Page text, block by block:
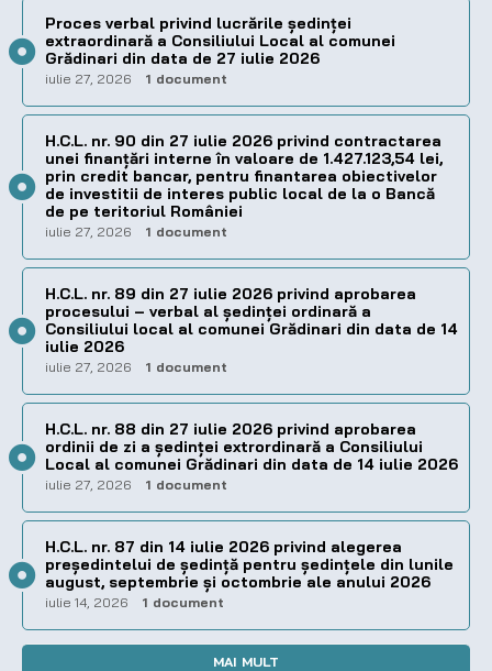
Proces verbal privind lucrările ședinței
extraordinară a Consiliului Local al comunei
Grădinari din data de 27 iulie 2026
iulie 27, 2026 1 document
H.C.L. nr. 90 din 27 iulie 2026 privind contractarea
unei finanțări interne în valoare de 1.427.123,54 lei,
prin credit bancar, pentru finantarea obiectivelor
de investitii de interes public local de la o Bancă
de pe teritoriul României
iulie 27, 2026 1 document
H.C.L. nr. 89 din 27 iulie 2026 privind aprobarea
procesului – verbal al şedinţei ordinară a
Consiliului local al comunei Grădinari din data de 14
iulie 2026
iulie 27, 2026 1 document
H.C.L. nr. 88 din 27 iulie 2026 privind aprobarea
ordinii de zi a şedinţei extrordinară a Consiliului
Local al comunei Grădinari din data de 14 iulie 2026
iulie 27, 2026 1 document
H.C.L. nr. 87 din 14 iulie 2026 privind alegerea
preşedintelui de şedinţă pentru ședințele din lunile
august, septembrie și octombrie ale anului 2026
iulie 14, 2026 1 document
MAI MULT